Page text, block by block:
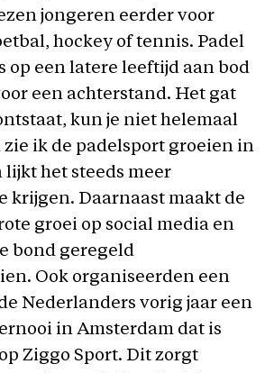
jongeren eerder voor
hockey of tennis. Padel
op een latere leeftijd aan bod
een achterstand. Het gat
kun je niet helemaal
zie ik de padelsport groeien in
lijkt het steeds meer
krijgen. Daarnaast maakt de
groei op social media en
bond geregeld
Ook organiseerden een
Nederlanders vorig jaar een
in Amsterdam dat is
Ziggo Sport. Dit zorgt